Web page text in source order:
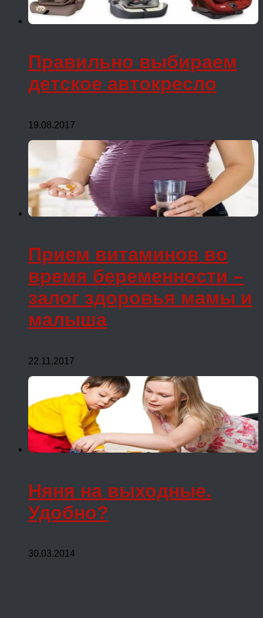
Правильно выбираем
детское автокресло
19.08.2017
Прием витаминов во
время беременности –
залог здоровья мамы и
малыша
22.11.2017
Няня на выходные.
Удобно?
30.03.2014